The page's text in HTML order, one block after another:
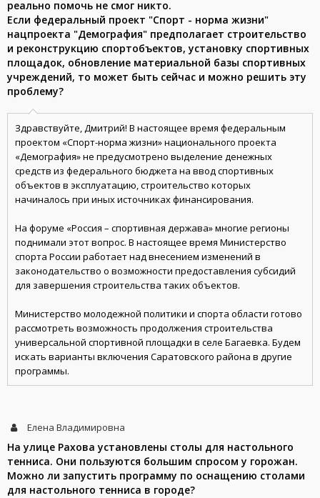
реально помочь не смог никто.
Если федеральный проект "Спорт - норма жизни"
нацпроекта "Демография" предполагает строительство
и реконструкцию спортобъектов, установку спортивных
площадок, обновление материальной базы спортивных
учреждений, то может быть сейчас и можно решить эту
проблему?
Здравствуйте, Дмитрий! В настоящее время федеральным
проектом «Спорт-норма жизни» национального проекта
«Демография» не предусмотрено выделение денежных
средств из федерального бюджета на ввод спортивных
объектов в эксплуатацию, строительство которых
начиналось при иных источниках финансирования.
На форуме «Россия – спортивная держава» многие регионы
поднимали этот вопрос. В настоящее время Министерство
спорта России работает над внесением изменений в
законодательство о возможности предоставления субсидий
для завершения строительства таких объектов.
Министерство молодежной политики и спорта области готово
рассмотреть возможность продолжения строительства
универсальной спортивной площадки в селе Багаевка. Будем
искать варианты включения Саратовского района в другие
программы.
Елена Владимировна
На улице Рахова установлены столы для настольного
тенниса. Они пользуются большим спросом у горожан.
Можно ли запустить программу по оснащению столами
для настольного тенниса в городе?